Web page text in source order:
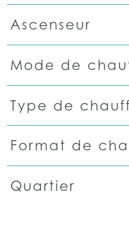
Ascenseur
Mode de
Type de
Format de
Quartier